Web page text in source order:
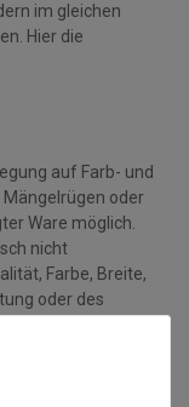
im gleichen
Hier die
auf Farb- und
oder
Ware möglich.
nicht
Farbe, Breite,
oder des
und sind